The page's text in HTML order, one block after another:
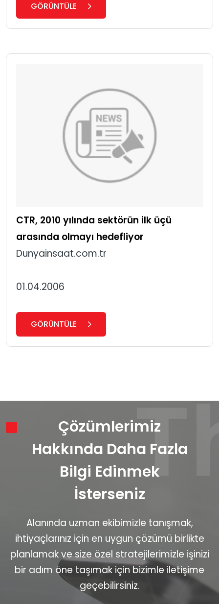
GÖRÜNTÜLE
CTR, 2010 yılında sektörün ilk üçü
arasında olmayı hedefliyor
Dunyainsaat.com.tr
01.04.2006
GÖRÜNTÜLE
Çözümlerimiz
Hakkında Daha Fazla
Bilgi Edinmek
İsterseniz
Alanında uzman ekibimizle tanışmak,
ihtiyaçlarınız için en uygun çözümü birlikte
planlamak ve size özel stratejilerimizle işinizi
bir adım öne taşımak için bizimle iletişime
geçebilirsiniz.